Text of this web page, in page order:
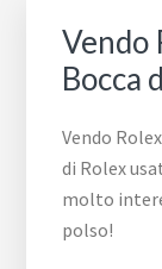
Vendo
Bocca
Vendo
di Rolex
molto
polso!